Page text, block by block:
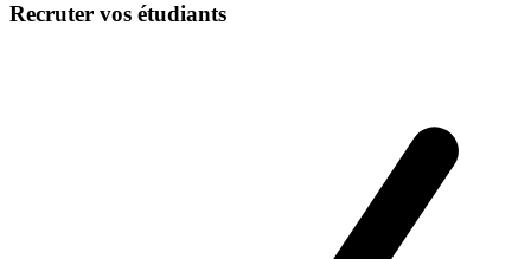
Recruter vos étudiants